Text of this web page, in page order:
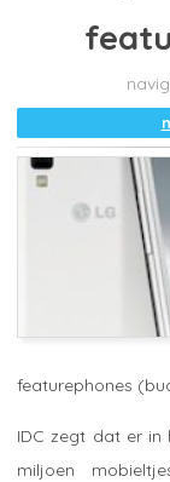
featurephones
IDC zegt dat er in
miljoen